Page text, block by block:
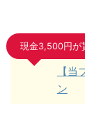
現金3,500円が
【
ン